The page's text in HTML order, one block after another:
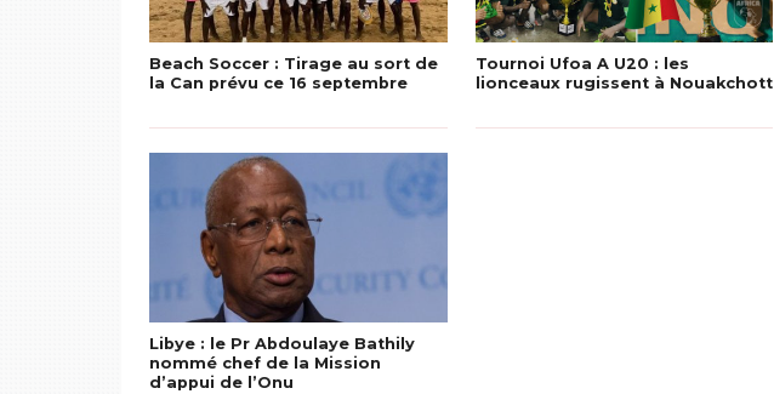
Beach Soccer : Tirage au sort de
la Can prévu ce 16 septembre
Tournoi Ufoa A U20 : les
lionceaux rugissent à Nouakchott
Libye : le Pr Abdoulaye Bathily
nommé chef de la Mission
d’appui de l’Onu